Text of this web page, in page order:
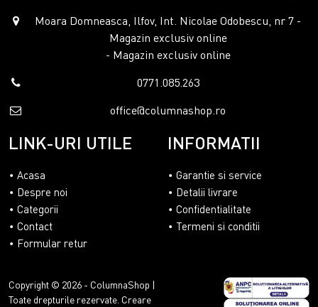
Moara Domneasca, Ilfov, Int. Nicolae Odobescu, nr 7 -
Magazin exclusiv online
- Magazin exclusiv online
0771.085.263
office@columnashop.ro
LINK-URI UTILE
Acasa
Despre noi
Categorii
Contact
Formular retur
INFORMATII
Garantie si service
Detalii livrare
Confidentialitate
Termeni si conditii
Copyright © 2026 - ColumnaShop |
Toate drepturile rezervate. Creare